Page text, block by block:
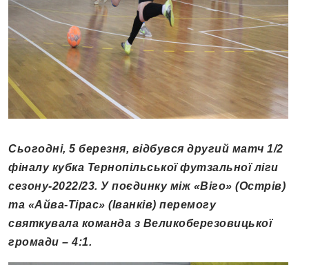
Сьогодні, 5 березня, відбувся другий матч 1/2
фіналу кубка Тернопільської футзальної ліги
сезону-2022/23. У поєдинку між «Віго» (Острів)
та «Айва-Тірас» (Іванків) перемогу
святкувала команда з Великоберезовицької
громади – 4:1.